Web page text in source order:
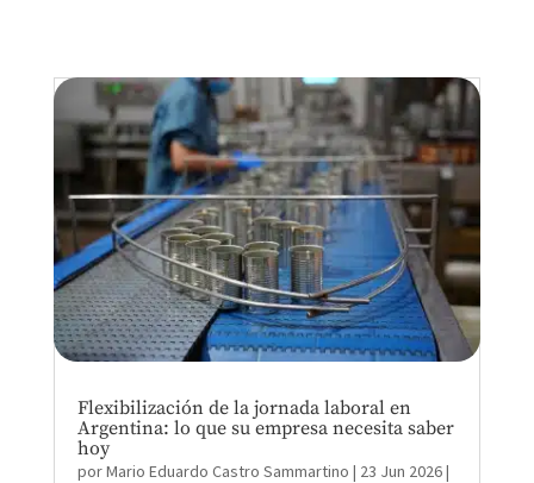
Flexibilización de la jornada laboral en
Argentina: lo que su empresa necesita saber
hoy
porMario Eduardo Castro Sammartino | 23 Jun 2026|